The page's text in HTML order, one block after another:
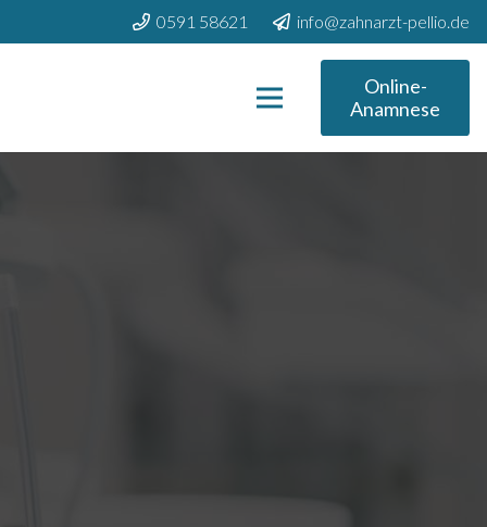
0591 58621 info@zahnarzt-pellio.de
Online-
Anamnese